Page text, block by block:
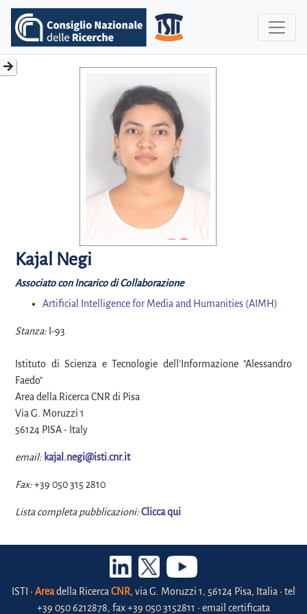
Kajal Negi
Associato con Incarico di Collaborazione
Artificial Intelligence for Media and Humanities (AIMH)
Stanza: I-93
Istituto di Scienza e Tecnologie dell'Informazione "Alessandro
Faedo"
Area della Ricerca CNR di Pisa
Via G. Moruzzi 1
56124 PISA - Italy
email: kajal.negi@isti.cnr.it
Fax:+39 050 315 2810
Lista completa pubblicazioni:Clicca qui
ISTI • Areadella Ricerca CNR, via G. Moruzzi 1, 56124 Pisa, Italia • tel
+39 050 6212878, fax +39 050 3152811 • email certificata